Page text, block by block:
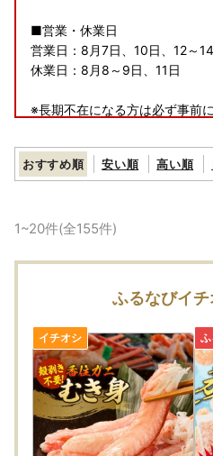
■営業・休業日
営業日：8月7日、10日、12～
休業日：8月8～9日、11日
※長期不在になる方は必ず事前
■返礼品の発送について
返礼品のお届け時期は商品によ
季節限定の返礼品は、漁や収
安よりも大きくずれ込む場合が
◇返礼品をお受け取りいただけ
したら、備考欄にご入力いただ
連絡ください。
ただし、お届け時期の指定等
たしかねますのであらかじめ
◇申込後（発送前）
返礼品の発送時に、ご登録の
票番号が記載された「ふるさ
せ」メールをお送りしており
おすすめ順 安い順 高い順
1~20件(全155件)
ふるなびイ